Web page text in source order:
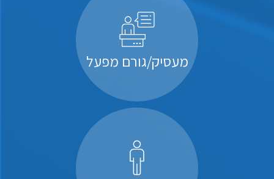
מעסיק/גורם מפעל